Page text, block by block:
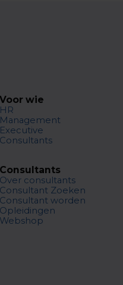
Voor wie
HR
Management
Executive
Consultants
Consultants
Over consultants
Consultant Zoeken
Consultant worden
Opleidingen
Webshop